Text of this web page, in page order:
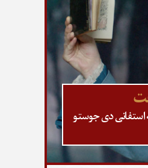
استفانی دی جوستو